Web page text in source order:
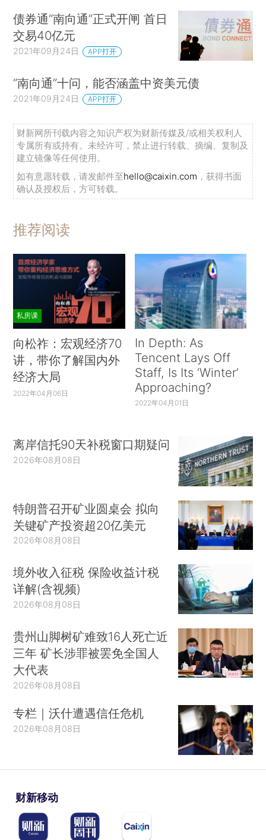
债券通“南向通”正式开闸 首日
交易40亿元
2021年09月24日 APP打开
“南向通”十问，能否涵盖中资美元债
2021年09月24日 APP打开
财新网所刊载内容之知识产权为财新传媒及/或相关权利人
专属所有或持有。未经许可，禁止进行转载、摘编、复制及
建立镜像等任何使用。
如有意愿转载，请发邮件至hello@caixin.com ，获得书面
确认及授权后，方可转载。
推荐阅读
私房课
向松祚：宏观经济70
讲，带你了解国内外
经济大局
2022年04月06日
In Depth: As
Tencent Lays Off
Staff, Is Its ‘Winter’
Approaching?
2022年04月01日
离岸信托90天补税窗口期疑问
2026年08月08日
特朗普召开矿业圆桌会 拟向
关键矿产投资超20亿美元
2026年08月08日
境外收入征税 保险收益计税
详解(含视频)
2026年08月08日
贵州山脚树矿难致16人死亡近
三年 矿长涉罪被罢免全国人
大代表
2026年08月08日
专栏｜沃什遭遇信任危机
2026年08月08日
财新移动